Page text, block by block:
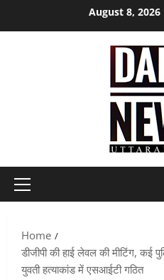
August 8, 2026
Primary
Home
डीजीपी की हाई लेवल की मीटिंग, कई
युवती हत्याकांड में एसआईटी गठित